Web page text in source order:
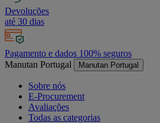
Devoluções
até 30 dias
Pagamento e dados 100% seguros
Manutan Portugal
Manutan Portugal
Sobre nós
E-Procurement
Avaliações
Todas as categorias